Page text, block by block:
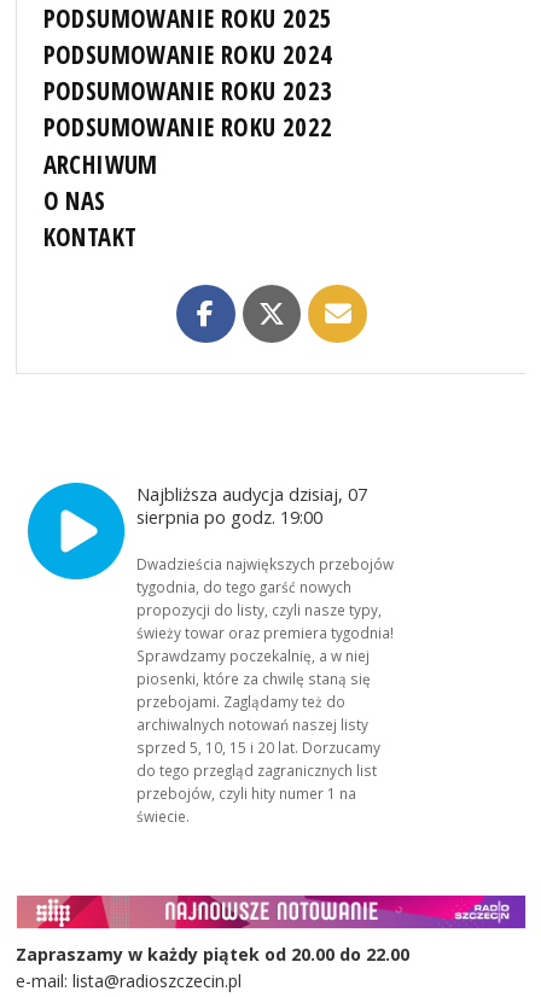
PODSUMOWANIE ROKU 2025
PODSUMOWANIE ROKU 2024
PODSUMOWANIE ROKU 2023
PODSUMOWANIE ROKU 2022
ARCHIWUM
O NAS
KONTAKT
Najbliższa audycja dzisiaj, 07
sierpnia po godz. 19:00
Dwadzieścia największych przebojów
tygodnia, do tego garść nowych
propozycji do listy, czyli nasze typy,
świeży towar oraz premiera tygodnia!
Sprawdzamy poczekalnię, a w niej
piosenki, które za chwilę staną się
przebojami. Zaglądamy też do
archiwalnych notowań naszej listy
sprzed 5, 10, 15 i 20 lat. Dorzucamy
do tego przegląd zagranicznych list
przebojów, czyli hity numer 1 na
świecie.
Zapraszamy w każdy piątek od 20.00 do 22.00
e-mail: lista@radioszczecin.pl